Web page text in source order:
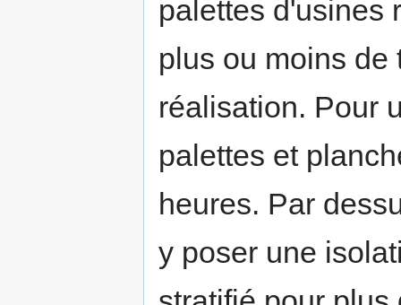
palettes d'usines
plus ou moins de
réalisation. Pour
palettes et
heures. Par
y poser une